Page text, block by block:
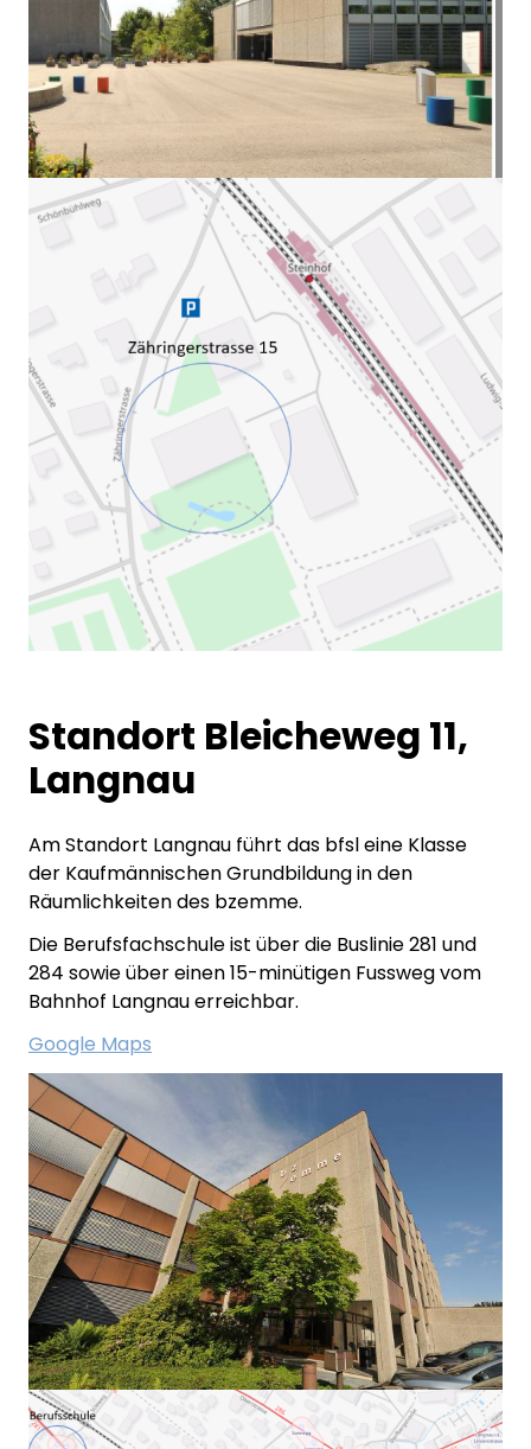
Standort Bleicheweg 11,
Langnau
Am Standort Langnau führt das bfsl eine Klasse
der Kaufmännischen Grundbildung in den
Räumlichkeiten des bzemme.
Die Berufsfachschule ist über die Buslinie 281 und
284 sowie über einen 15-minütigen Fussweg vom
Bahnhof Langnau erreichbar.
Google Maps